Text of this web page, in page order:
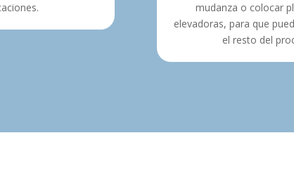
mudanza o colocar
elevadoras, para que
el resto del